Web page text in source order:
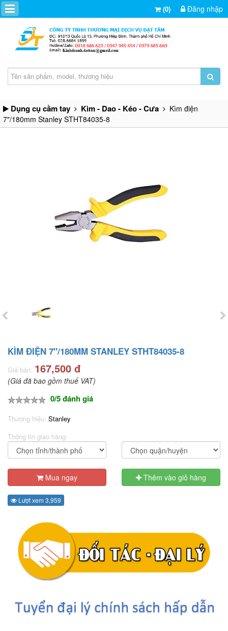
(0) Đăng nhập
Dụng cụ cầm tay Kìm - Dao - Kéo - Cưa
Kìm điện
7"/180mm Stanley STHT84035-8
KÌM ĐIỆN 7"/180MM STANLEY STHT84035-8
Giá bán: 167,500 đ
(Giá đã bao gồm thuế VAT)
0/5 đánh giá
Thương hiệu: Stanley
Thông tin giao hàng:
Mua ngay Thêm vào giỏ hàng
Lượt xem 3,959